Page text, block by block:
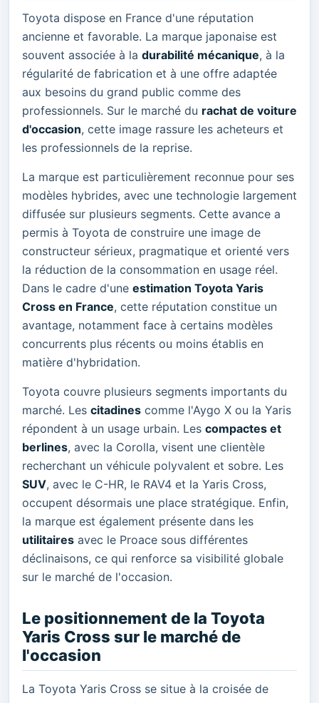
Toyota dispose en France d'une réputation
ancienne et favorable. La marque japonaise est
souvent associée à la durabilité mécanique, à la
régularité de fabrication et à une offre adaptée
aux besoins du grand public comme des
professionnels. Sur le marché du rachat de voiture
d'occasion, cette image rassure les acheteurs et
les professionnels de la reprise.
La marque est particulièrement reconnue pour ses
modèles hybrides, avec une technologie largement
diffusée sur plusieurs segments. Cette avance a
permis à Toyota de construire une image de
constructeur sérieux, pragmatique et orienté vers
la réduction de la consommation en usage réel.
Dans le cadre d'une estimation Toyota Yaris
Cross en France, cette réputation constitue un
avantage, notamment face à certains modèles
concurrents plus récents ou moins établis en
matière d'hybridation.
Toyota couvre plusieurs segments importants du
marché. Les citadines comme l'Aygo X ou la Yaris
répondent à un usage urbain. Les compactes et
berlines, avec la Corolla, visent une clientèle
recherchant un véhicule polyvalent et sobre. Les
SUV, avec le C-HR, le RAV4 et la Yaris Cross,
occupent désormais une place stratégique. Enfin,
la marque est également présente dans les
utilitaires avec le Proace sous différentes
déclinaisons, ce qui renforce sa visibilité globale
sur le marché de l'occasion.
Le positionnement de la Toyota
Yaris Cross sur le marché de
l'occasion
La Toyota Yaris Cross se situe à la croisée de